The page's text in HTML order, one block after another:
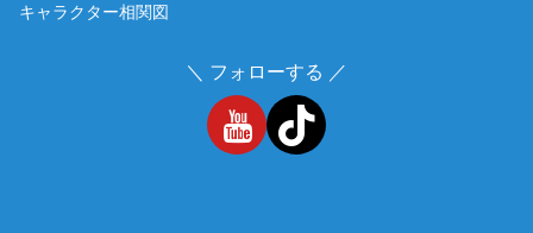
キャラクター相関図
＼ フォローする ／